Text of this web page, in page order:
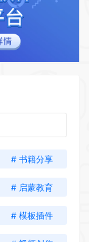
# 书籍分享
# 启蒙教育
# 模板插件